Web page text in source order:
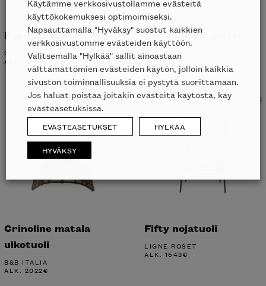
Bay nojatuoli
GLOSTER
ALK. 3591€
Colosseo ulkopöytä
B&B ITALIA
ALK.890€
Crinoline matala
ulkotuoli
B&B ITALIA
ALK. 2022€
Fifty nojatuoli
LIGNE ROSET
ALK. 1643€
käyttökokemuksesi optimoimiseksi.
Napsauttamalla "Hyväksy" suostut kaikkien
verkkosivustomme evästeiden käyttöön.
Valitsemalla "Hylkää" sallit ainoastaan
välttämättömien evästeiden käytön, jolloin kaikkia
sivuston toiminnallisuuksia ei pystytä suorittamaan.
Jos haluat poistaa joitakin evästeitä käytöstä, käy
evästeasetuksissa.
EVÄSTEASETUKSET HYLKÄÄ
HYVÄKSY